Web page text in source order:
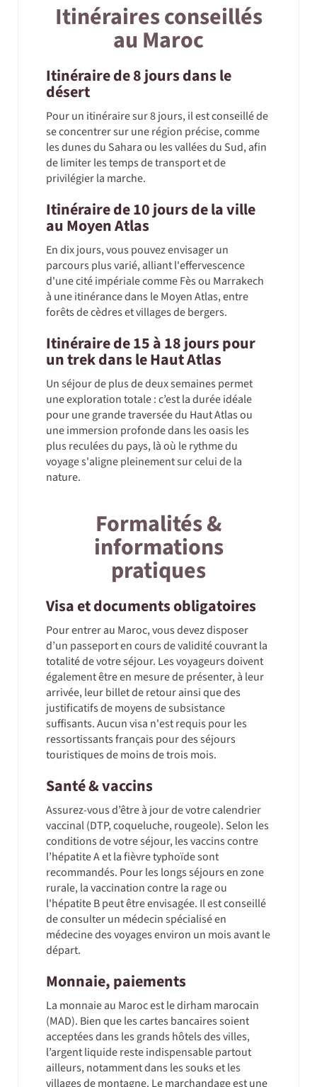
Itinéraires conseillés
au Maroc
Itinéraire de 8 jours dans le
désert
Pour un itinéraire sur 8 jours, il est conseillé de
se concentrer sur une région précise, comme
les dunes du Sahara ou les vallées du Sud, afin
de limiter les temps de transport et de
privilégier la marche.
Itinéraire de 10 jours de la ville
au Moyen Atlas
En dix jours, vous pouvez envisager un
parcours plus varié, alliant l'effervescence
d'une cité impériale comme Fès ou Marrakech
à une itinérance dans le Moyen Atlas, entre
forêts de cèdres et villages de bergers.
Itinéraire de 15 à 18 jours pour
un trek dans le Haut Atlas
Un séjour de plus de deux semaines permet
une exploration totale : c’est la durée idéale
pour une grande traversée du Haut Atlas ou
une immersion profonde dans les oasis les
plus reculées du pays, là où le rythme du
voyage s'aligne pleinement sur celui de la
nature.
Formalités &
informations
pratiques
Visa et documents obligatoires
Pour entrer au Maroc, vous devez disposer
d’un passeport en cours de validité couvrant la
totalité de votre séjour. Les voyageurs doivent
également être en mesure de présenter, à leur
arrivée, leur billet de retour ainsi que des
justificatifs de moyens de subsistance
suffisants. Aucun visa n'est requis pour les
ressortissants français pour des séjours
touristiques de moins de trois mois.
Santé & vaccins
Assurez-vous d’être à jour de votre calendrier
vaccinal (DTP, coqueluche, rougeole). Selon les
conditions de votre séjour, les vaccins contre
l’hépatite A et la fièvre typhoïde sont
recommandés. Pour les longs séjours en zone
rurale, la vaccination contre la rage ou
l'hépatite B peut être envisagée. Il est conseillé
de consulter un médecin spécialisé en
médecine des voyages environ un mois avant le
départ.
Monnaie, paiements
La monnaie au Maroc est le dirham marocain
(MAD). Bien que les cartes bancaires soient
acceptées dans les grands hôtels des villes,
l’argent liquide reste indispensable partout
ailleurs, notamment dans les souks et les
villages de montagne. Le marchandage est une